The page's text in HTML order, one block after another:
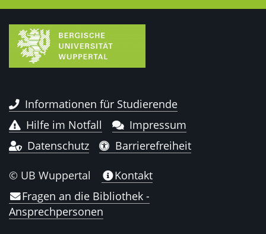
Informationen für Studierende
Hilfe im Notfall
Impressum
Datenschutz
Barrierefreiheit
© UB Wuppertal
Kontakt
Fragen an die Bibliothek -
Ansprechpersonen